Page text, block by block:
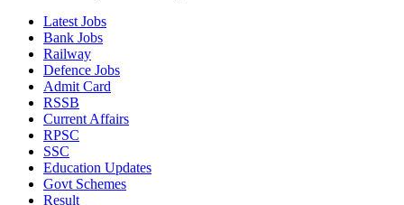
Latest Jobs
Bank Jobs
Railway
Defence Jobs
Admit Card
RSSB
Current Affairs
RPSC
SSC
Education Updates
Govt Schemes
Result